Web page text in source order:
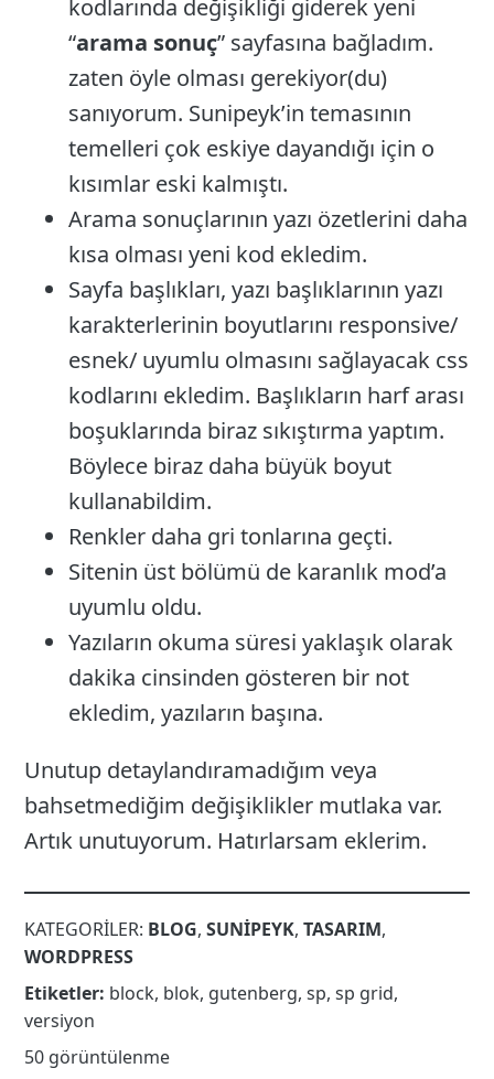
kodlarında değişikliği giderek yeni
“arama sonuç” sayfasına bağladım.
zaten öyle olması gerekiyor(du)
sanıyorum. Sunipeyk’in temasının
temelleri çok eskiye dayandığı için o
kısımlar eski kalmıştı.
Arama sonuçlarının yazı özetlerini daha
kısa olması yeni kod ekledim.
Sayfa başlıkları, yazı başlıklarının yazı
karakterlerinin boyutlarını responsive/
esnek/ uyumlu olmasını sağlayacak css
kodlarını ekledim. Başlıkların harf arası
boşuklarında biraz sıkıştırma yaptım.
Böylece biraz daha büyük boyut
kullanabildim.
Renkler daha gri tonlarına geçti.
Sitenin üst bölümü de karanlık mod’a
uyumlu oldu.
Yazıların okuma süresi yaklaşık olarak
dakika cinsinden gösteren bir not
ekledim, yazıların başına.
Unutup detaylandıramadığım veya
bahsetmediğim değişiklikler mutlaka var.
Artık unutuyorum. Hatırlarsam eklerim.
KATEGORILER: BLOG,SUNIPEYK,TASARIM,
WORDPRESS
Etiketler: block, blok, gutenberg,sp,sp grid,
versiyon
50 görüntülenme